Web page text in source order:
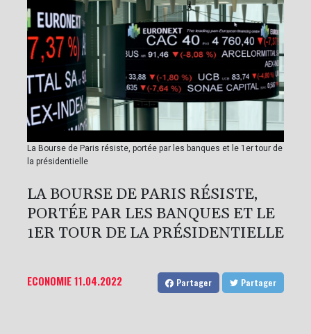
La Bourse de Paris résiste, portée par les banques et le 1er tour de
la présidentielle
LA BOURSE DE PARIS RÉSISTE,
PORTÉE PAR LES BANQUES ET LE
1ER TOUR DE LA PRÉSIDENTIELLE
ECONOMIE11.04.2022 Partager Partager